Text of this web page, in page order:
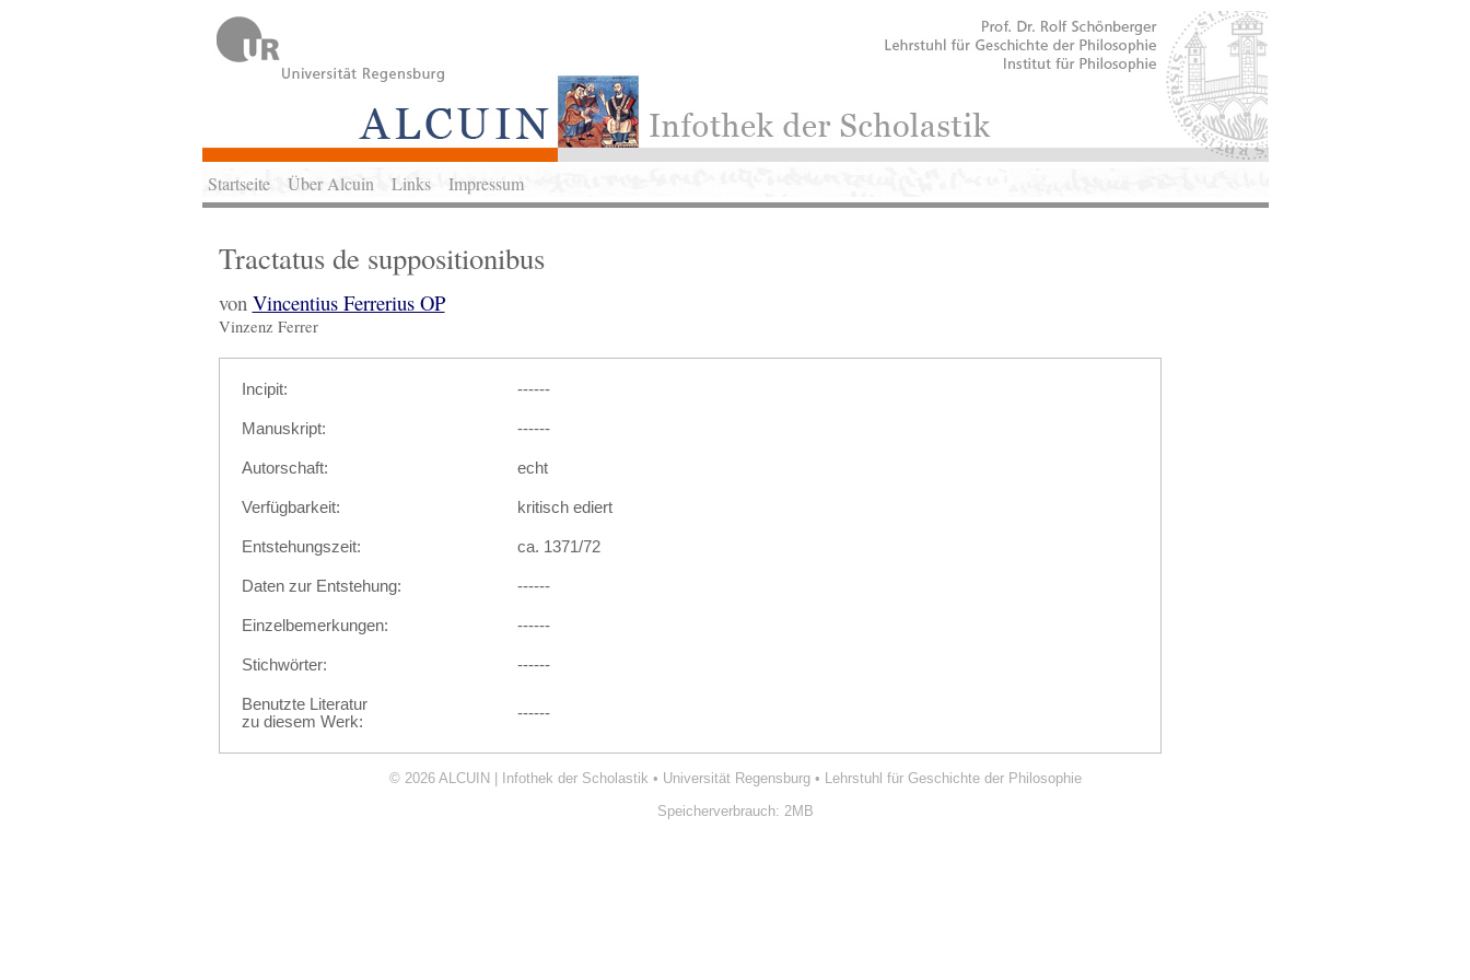
Startseite Über Alcuin Links Impressum
Tractatus de suppositionibus
von Vincentius Ferrerius OP
Vinzenz Ferrer
Incipit: ------
Manuskript: ------
Autorschaft: echt
Verfügbarkeit: kritisch ediert
Entstehungszeit: ca. 1371/72
Daten zur Entstehung: ------
Einzelbemerkungen: ------
Stichwörter: ------
Benutzte Literatur
zu diesem Werk:
------
© 2026 ALCUIN | Infothek der Scholastik • Universität Regensburg• Lehrstuhl für Geschichte der Philosophie
Speicherverbrauch: 2MB